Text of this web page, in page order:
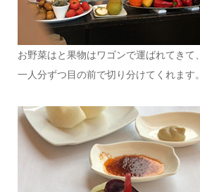
お野菜はと果物はワゴンで運ばれてきて、
一人分ずつ目の前で切り分けてくれます。